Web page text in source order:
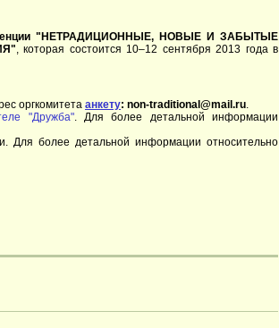
"НЕТРАДИЦИОННЫЕ, НОВЫЕ И ЗАБЫТЫЕ
, которая состоится 10–12 сентября 2013 года в
оргкомитета анкету: non-traditional@mail.ru.
"Дружба". Для более детальной информации
Для более детальной информации относительно